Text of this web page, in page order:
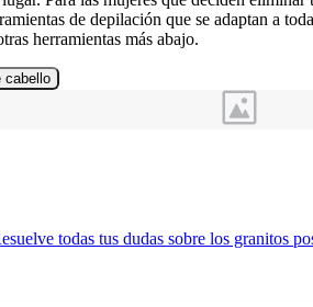
de depilación que se adaptan a
herramientas más abajo.
cabello
todas tus dudas sobre los granitos